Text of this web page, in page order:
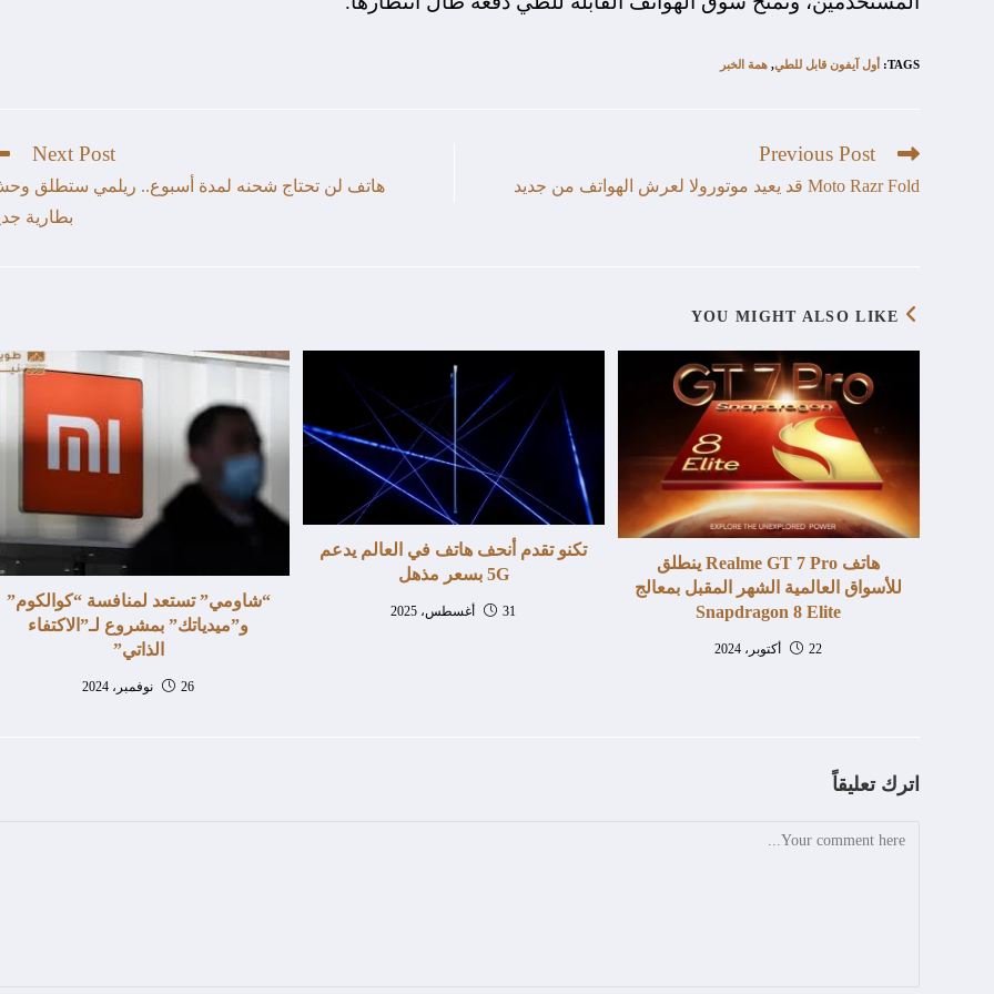
TAGS
:أول آيفون قابل للطي, همة الخبر
Previous Post
Moto Razr Fold قد يعيد موتورولا لعرش الهواتف من جديد
Next Post
هاتف لن تحتاج شحنه لمدة أسبوع.. ريلمي ستطلق
بطارية
YOU MIGHT ALSO LIKE
“شاومي” تستعد لمنافسة “كوالكوم”
و”ميدياتك” بمشروع لـ”الاكتفاء
الذاتي”
26 نوفمبر، 2024
تكنو تقدم أنحف هاتف في العالم يدعم
5G بسعر مذهل
31 أغسطس، 2025
هاتف Realme GT 7 Pro ينطلق
للأسواق العالمية الشهر المقبل بمعالج
Snapdragon 8 Elite
22 أكتوبر، 2024
اترك تعليقاً